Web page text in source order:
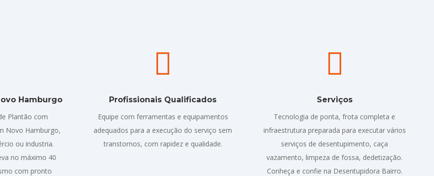
Hamburgo
Plantão com
Novo Hamburgo,
ou industria.
no máximo 40
com pronto

Profissionais Qualificados
Equipe com ferramentas e equipamentos
adequados para a execução do serviço sem
transtornos, com rapidez e qualidade.

Serviços
Tecnologia de ponta, frota completa e
infraestrutura preparada para executar vários
serviços de desentupimento, caça
vazamento, limpeza de fossa, dedetização.
Conheça e confie na Desentupidora Bairro.